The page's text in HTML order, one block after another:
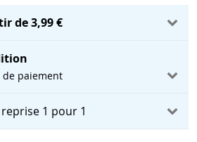
de 3,99 €
de paiement
1 pour 1